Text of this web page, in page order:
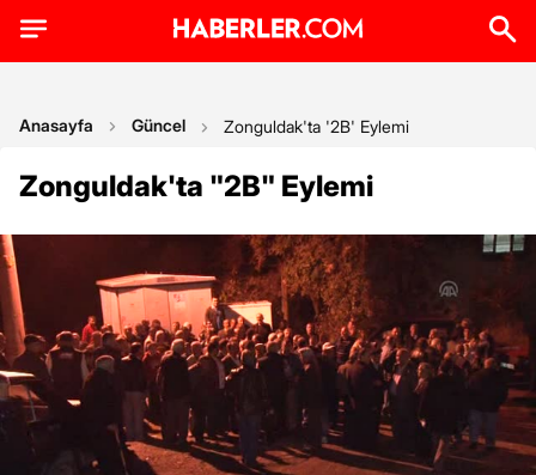
Anasayfa Güncel Zonguldak'ta '2B' Eylemi
Zonguldak'ta "2B" Eylemi